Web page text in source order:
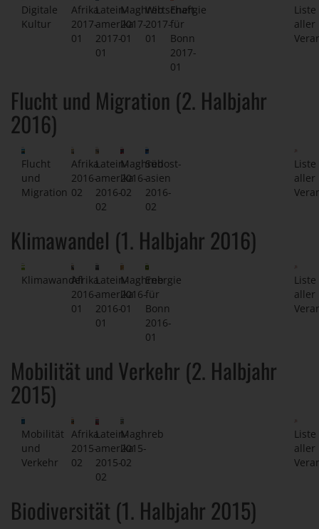
Digitale
Kultur
Afrika
2017-
01
Latein-
amerika
2017-
01
Maghreb
2017-
01
Wirtschaft
2017-
01
Energie
für
Bonn
2017-
01
Liste
aller
Flucht und Migration (2. Halbjahr
2016)
Flucht
und
Migration
Afrika
2016-
02
Latein-
amerika
2016-
02
Maghreb
2016-
02
Südost-
asien
2016-
02
Liste
aller
Klimawandel (1. Halbjahr 2016)
KlimawandelAfrika
2016-
01
Latein-
amerika
2016-
01
Maghreb
2016-
01
Energie
für
Bonn
2016-
01
Liste
aller
Mobilität und Verkehr (2. Halbjahr
2015)
Mobilität
und
Verkehr
Afrika
2015-
02
Latein-
amerika
2015-
02
Maghreb
2015-
02
Liste
aller
Biodiversität (1. Halbjahr 2015)